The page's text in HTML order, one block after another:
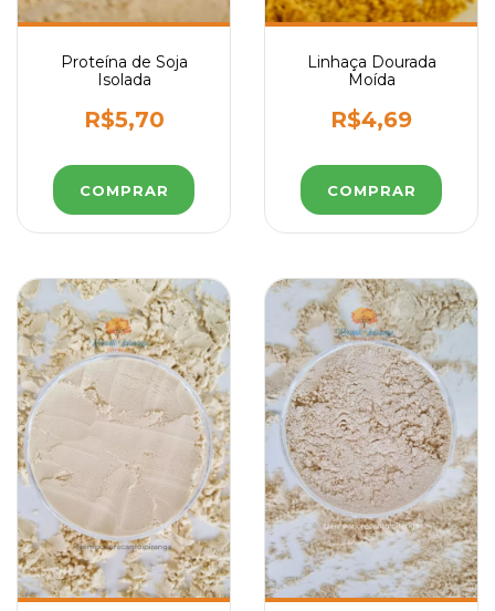
Proteína de Soja
Isolada
R$5,70
COMPRAR
Linhaça Dourada
Moída
R$4,69
COMPRAR